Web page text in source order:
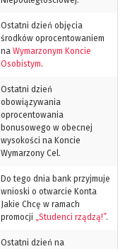
Ostatni dzień objęcia
środków oprocentowaniem
na Wymarzonym Koncie
Osobistym.
Ostatni dzień
obowiązywania
oprocentowania
bonusowego w obecnej
wysokości na Koncie
Wymarzony Cel.
Do tego dnia bank przyjmuje
wnioski o otwarcie Konta
Jakie Chcę w ramach
promocji
„Studenci rządzą!”.
Ostatni dzień na